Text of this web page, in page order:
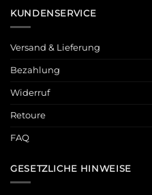
KUNDENSERVICE
Versand & Lieferung
Bezahlung
Widerruf
Retoure
FAQ
GESETZLICHE HINWEISE